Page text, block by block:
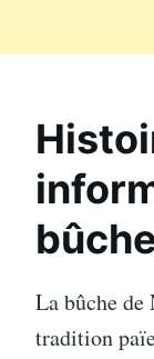
La bûche de
tradition